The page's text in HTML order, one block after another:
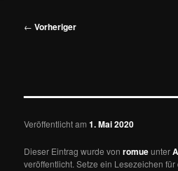
Beitragsnavigation
← Vorheriger
Veröffentlicht am1. Mai 2020
Dieser Eintrag wurde vonromueunter
veröffentlicht. Setze ein Lesezeichen für